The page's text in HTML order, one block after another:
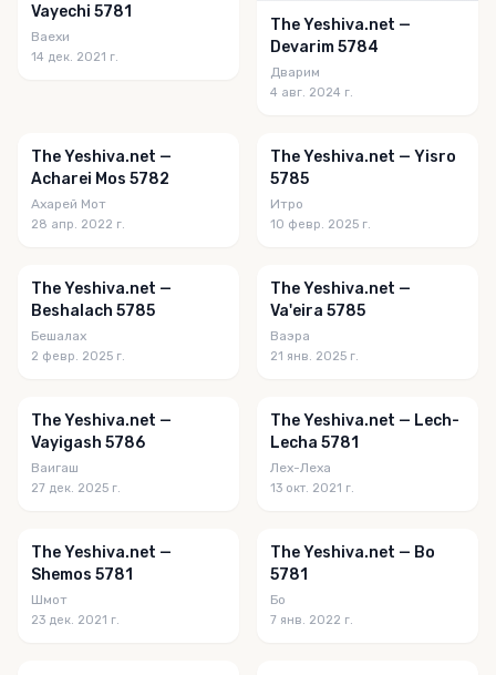
Vayechi 5781
Ваехи
14 дек. 2021 г.
The Yeshiva.net —
Devarim 5784
Дварим
4 авг. 2024 г.
The Yeshiva.net —
Acharei Mos 5782
Ахарей Мот
28 апр. 2022 г.
The Yeshiva.net — Yisro
5785
Итро
10 февр. 2025 г.
The Yeshiva.net —
Beshalach 5785
Бешалах
2 февр. 2025 г.
The Yeshiva.net —
Va'eira 5785
Ваэра
21 янв. 2025 г.
The Yeshiva.net —
Vayigash 5786
Ваигаш
27 дек. 2025 г.
The Yeshiva.net — Lech-
Lecha 5781
Лех-Леха
13 окт. 2021 г.
The Yeshiva.net —
Shemos 5781
Шмот
23 дек. 2021 г.
The Yeshiva.net — Bo
5781
Бо
7 янв. 2022 г.